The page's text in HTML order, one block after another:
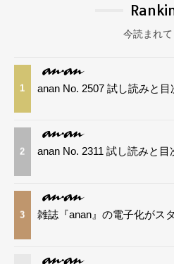
今読まれ
1 anan No. 2507 試し読みと目
2 anan No. 2311 試し読みと目
3 雑誌『anan』の電子化がス